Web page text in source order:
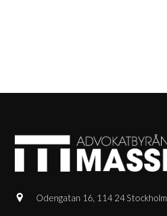
Odengatan 16, 114 24 Stockholm